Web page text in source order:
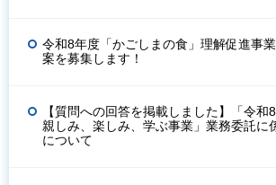
令和8年度「かごしまの食」理解促進事
案を募集します！
【質問への回答を掲載しました】「令和
親しみ、楽しみ、学ぶ事業」業務委託に
について